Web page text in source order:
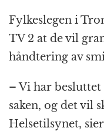
Fylkeslegen i
TV 2 at de vil
håndtering av
– Vi har besluttet
saken, og det vil
Helsetilsynet,